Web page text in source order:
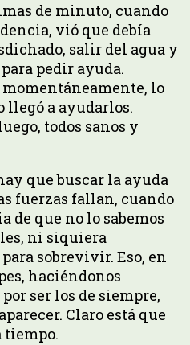
de minuto, cuando
vió que debía
salir del agua y
pedir ayuda.
lo
llegó a ayudarlos.
todos sanos y
que buscar la ayuda
fuerzas fallan, cuando
de que no lo sabemos
ni siquiera
sobrevivir. Eso, en
haciéndonos
ser los de siempre,
Claro está que
tiempo.